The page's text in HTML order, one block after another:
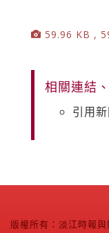
59.96 KB ,
相關連結
引用
版權所有：淡江時報